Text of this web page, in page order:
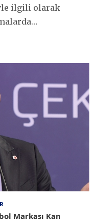
ilgili olarak
Markası Kan